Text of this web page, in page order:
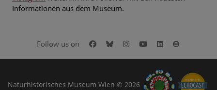
Informationen aus dem Museum.
Follow us on Facebook
BlueskyInstagram
YoutubeLinkedIn
Naturhistorisches Museum Wien © 2026